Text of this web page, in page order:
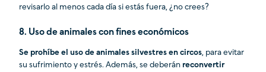
revisarlo al menos cada día si estás fuera, ¿no crees?
8. Uso de animales con fines económicos
Se prohíbe el uso de animales silvestres en circos, para evitar
su sufrimiento y estrés. Además, se deberán reconvertir